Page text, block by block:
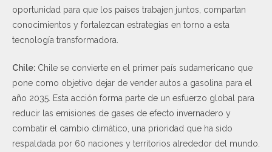
oportunidad para que los países trabajen juntos, compartan
conocimientos y fortalezcan estrategias en torno a esta
tecnología transformadora.
Chile: Chile se convierte en el primer país sudamericano que
pone como objetivo dejar de vender autos a gasolina para el
año 2035. Esta acción forma parte de un esfuerzo global para
reducir las emisiones de gases de efecto invernadero y
combatir el cambio climático, una prioridad que ha sido
respaldada por 60 naciones y territorios alrededor del mundo.